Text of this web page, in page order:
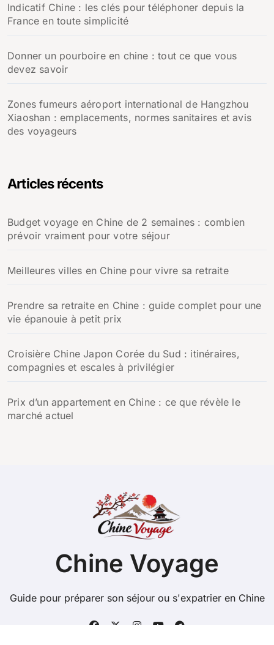
Indicatif Chine : les clés pour téléphoner depuis la
France en toute simplicité
Donner un pourboire en chine : tout ce que vous
devez savoir
Zones fumeurs aéroport international de Hangzhou
Xiaoshan : emplacements, normes sanitaires et avis
des voyageurs
Articles récents
Budget voyage en Chine de 2 semaines : combien
prévoir vraiment pour votre séjour
Meilleures villes en Chine pour vivre sa retraite
Prendre sa retraite en Chine : guide complet pour une
vie épanouie à petit prix
Croisière Chine Japon Corée du Sud : itinéraires,
compagnies et escales à privilégier
Prix d’un appartement en Chine : ce que révèle le
marché actuel
Chine Voyage
Guide pour préparer son séjour ou s'expatrier en Chine